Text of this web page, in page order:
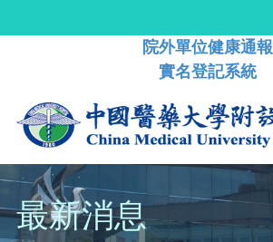
院外單位健康通報
實名登記系統
最新消息